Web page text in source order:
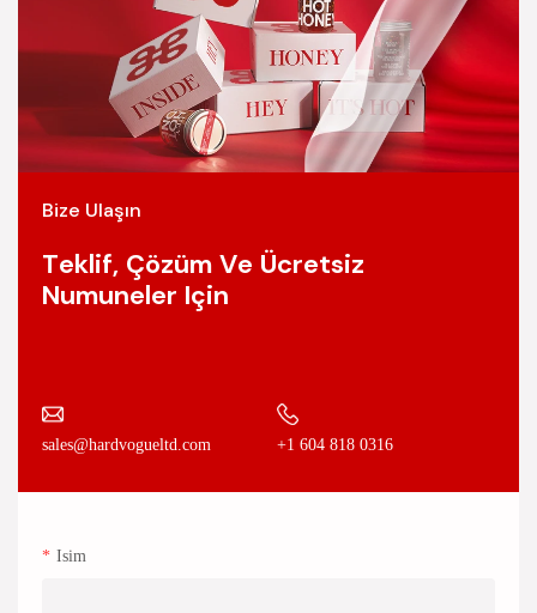
Bize Ulaşın
Teklif, Çözüm Ve Ücretsiz
Numuneler Için
sales@hardvogueltd.com +1 604 818 0316
Isim